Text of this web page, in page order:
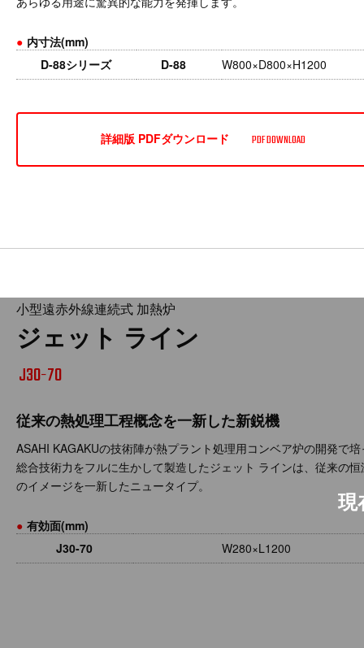
● 内寸法(mm)
D-88シリーズ
D-88 W800×D800×H1200
詳細版 PDFダウンロード PDF DOWNLOAD
小型遠赤外線連続式 加熱炉
ジェット ライン
J30-70
従来の熱処理工程概念を一新した新鋭機
ASAHI KAGAKUの技術陣が熱プラント処理用コンベア炉の開発で培
総合技術力をフルに生かして製造したジェット ラインは、従来の恒
のイメージを一新したニュータイプ。
● 有効面(mm)
J30-70
W280×L1200